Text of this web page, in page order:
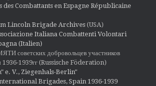
des Combattants en Espagne Républicaine
Lincoln Brigade Archives (USA)
Italiana Combattenti Volontari
(Italien)
советских добровольцев участников
1936-1939гг (Russische Föderation)
e. V., Ziegenhals-Berlin"
Brigades, Spain 1936-1939